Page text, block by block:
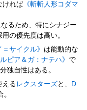
ければ《斬斬人形コダマ
なるため、特にシナジー
の優先度は高い。
＝サイクル》 は能動的な
ルピア＆ガ：ナテハ》 で
独自性はある。
える レクスターズと、
D
。